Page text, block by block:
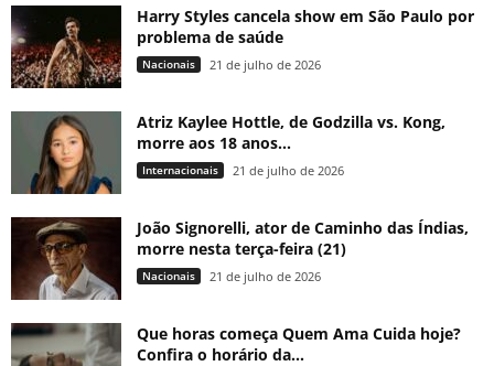
Harry Styles cancela show em São Paulo por
problema de saúde
Nacionais 21 de julho de 2026
Atriz Kaylee Hottle, de Godzilla vs. Kong,
morre aos 18 anos...
Internacionais 21 de julho de 2026
João Signorelli, ator de Caminho das Índias,
morre nesta terça-feira (21)
Nacionais 21 de julho de 2026
Que horas começa Quem Ama Cuida hoje?
Confira o horário da...